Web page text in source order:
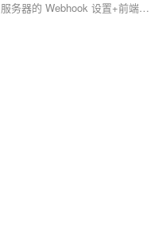
如何清理 docker 磁盘空间+修改 Gitea 服务器的 Webhook 设置+前端一些好学好用的代码规范-git hook+husky + commitlint